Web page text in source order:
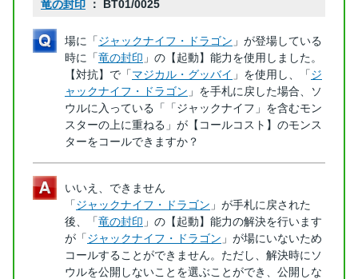
竜の封印 ： BT01/0025
場に「ジャックナイフ・ドラゴン 」が登場している
時に「竜の封印 」の【起動】能力を使用しました。
【対抗】で「マジカル・グッバイ 」を使用し、「ジ
ャックナイフ・ドラゴン 」を手札に戻した場合、ソ
ウルに入っている「「ジャックナイフ」を含むモン
スターの上に重ねる」が【コールコスト】のモンス
ターをコールできますか？
いいえ、できません
「ジャックナイフ・ドラゴン 」が手札に戻された
後、「竜の封印 」の【起動】能力の解決を行います
が「ジャックナイフ・ドラゴン 」が場にいないため
コールすることができません。ただし、解決時にソ
ウルを公開しないことを選ぶことができ、公開しな